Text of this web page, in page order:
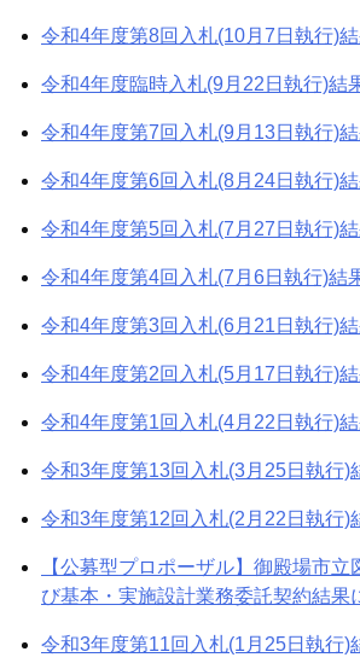
令和4年度第8回入札(10月7日執行)
令和4年度臨時入札(9月22日執行)結
令和4年度第7回入札(9月13日執行)
令和4年度第6回入札(8月24日執行)
令和4年度第5回入札(7月27日執行)
令和4年度第4回入札(7月6日執行)結
令和4年度第3回入札(6月21日執行)
令和4年度第2回入札(5月17日執行)
令和4年度第1回入札(4月22日執行)
令和3年度第13回入札(3月25日執行)
令和3年度第12回入札(2月22日執行)
【公募型プロポーザル】御殿場市立
び基本・実施設計業務委託契約結果
令和3年度第11回入札(1月25日執行)